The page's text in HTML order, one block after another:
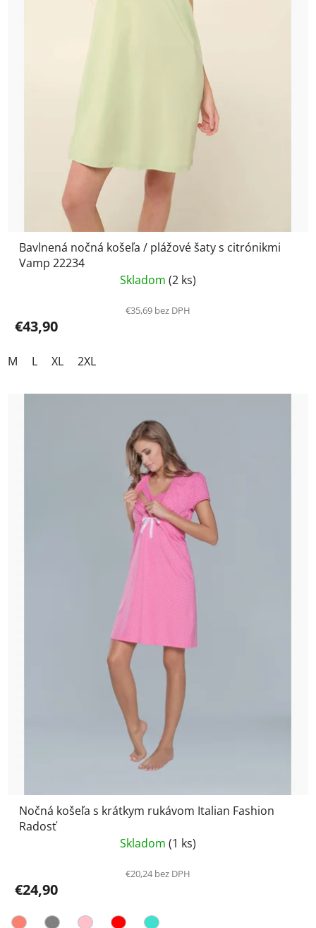
Bavlnená nočná košeľa / plážové šaty s citrónikmi
Vamp 22234
Skladom (2 ks)
€35,69 bez DPH
€43,90
M L XL 2XL
Nočná košeľa s krátkym rukávom Italian Fashion
Radosť
Skladom (1 ks)
€20,24 bez DPH
€24,90